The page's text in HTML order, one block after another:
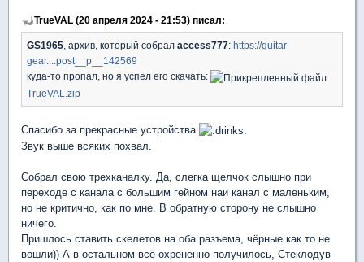
TrueVAL (20 апреля 2024 - 21:53) писал:
GS1965 , архив, который собрал access777: https://guitar-
gear....post__p__142569
куда-то пропал, но я успел его скачать:
TrueVAL.zip
Спасибо за прекрасные устройства
Звук выше всяких похвал.
Собрал свою трехканалку. Да, слегка щелчок слышно при
переходе с канала с большим гейном наи канал с маленьким,
но не критично, как по мне. В обратную сторону не слышно
ничего.
Пришлось ставить скелетов на оба разъема, чёрные как то не
вошли)) А в остальном всё охрененно получилось, Стеклодув